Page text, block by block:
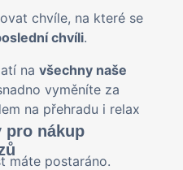
chvíle, na které se
chvíli.
na všechny naše
vyměníte za
na přehradu i relax
máte postaráno.
pro nákup